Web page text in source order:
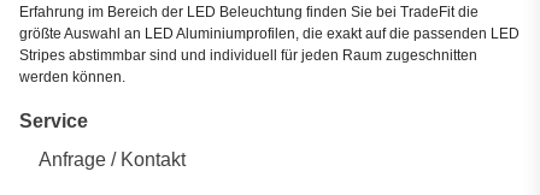
Erfahrung im Bereich der LED Beleuchtung finden Sie bei TradeFit die
größte Auswahl an LED Aluminiumprofilen, die exakt auf die passenden LED
Stripes abstimmbar sind und individuell für jeden Raum zugeschnitten
werden können.
Service
Anfrage / Kontakt